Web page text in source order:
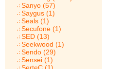
Sanyo (57)
Saygus (1)
Seals (1)
Secufone (1)
SED (13)
Seekwood (1)
Sendo (29)
Sensei (1)